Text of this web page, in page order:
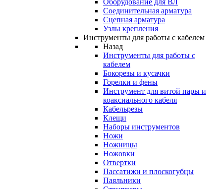
Оборудование для ВЛ
Соединительная арматура
Сцепная арматура
Узлы крепления
Инструменты для работы с кабелем
Назад
Инструменты для работы с
кабелем
Бокорезы и кусачки
Горелки и фены
Инструмент для витой пары и
коаксиального кабеля
Кабельрезы
Клещи
Наборы инструментов
Ножи
Ножницы
Ножовки
Отвертки
Пассатижи и плоскогубцы
Паяльники